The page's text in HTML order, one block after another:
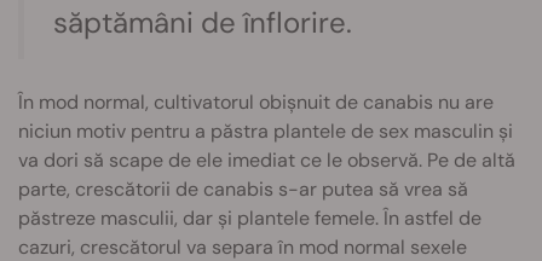
săptămâni de înflorire.
În mod normal, cultivatorul obișnuit de canabis nu are
niciun motiv pentru a păstra plantele de sex masculin și
va dori să scape de ele imediat ce le observă. Pe de altă
parte, crescătorii de canabis s-ar putea să vrea să
păstreze masculii, dar și plantele femele. În astfel de
cazuri, crescătorul va separa în mod normal sexele